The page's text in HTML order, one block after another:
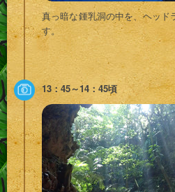
真っ暗な鍾乳洞の中を、ヘッド
す。
13：45～14：45頃